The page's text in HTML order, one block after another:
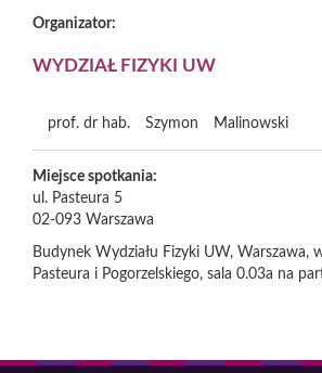
Organizator:
WYDZIAŁ FIZYKI UW
prof. dr hab. Szymon Malinowski
Miejsce spotkania:
ul. Pasteura 5
02-093 Warszawa
Budynek Wydziału Fizyki UW, Warszawa,
Pasteura i Pogorzelskiego, sala 0.03a na